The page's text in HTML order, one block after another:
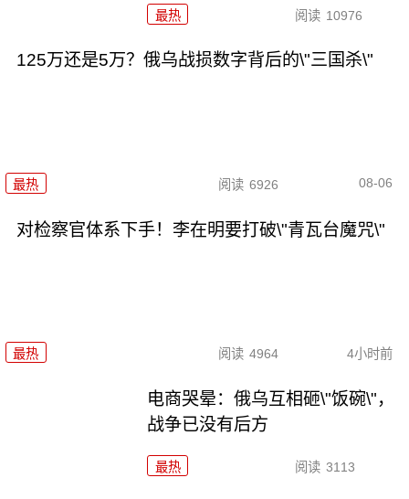
最热 阅读 10976
125万还是5万？俄乌战损数字背后的\"三国杀\"
最热 阅读 6926 08-06
对检察官体系下手！李在明要打破\"青瓦台魔咒\"
最热 阅读 4964 4小时前
电商哭晕：俄乌互相砸\"饭碗\"，
战争已没有后方
最热 阅读 3113